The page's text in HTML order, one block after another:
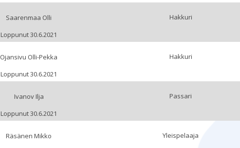
Saarenmaa Olli
Loppunut 30.6.2021
Hakkuri
Ojansivu Olli-Pekka
Loppunut 30.6.2021
Hakkuri
Ivanov Ilja
Loppunut 30.6.2021
Passari
Räsänen Mikko
Yleispelaaja